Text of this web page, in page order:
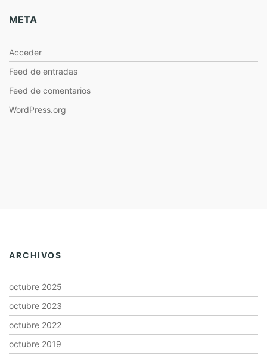
META
Acceder
Feed de entradas
Feed de comentarios
WordPress.org
ARCHIVOS
octubre 2025
octubre 2023
octubre 2022
octubre 2019